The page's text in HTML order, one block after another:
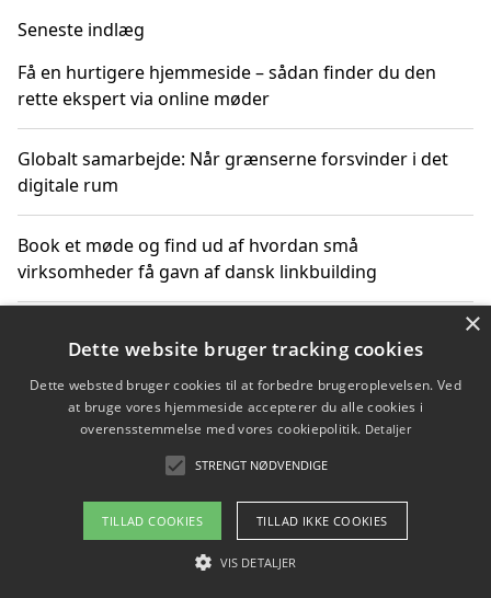
Seneste indlæg
Få en hurtigere hjemmeside – sådan finder du den
rette ekspert via online møder
Globalt samarbejde: Når grænserne forsvinder i det
digitale rum
Book et møde og find ud af hvordan små
virksomheder få gavn af dansk linkbuilding
får du indgår et samarbejde
Hold et møde med en WordPress ekspert og vælg den
mest professionelle til at vedligeholde din løsning
Copyright 2026 - Pilanto Aps
Om / kontakt
×
Dette website bruger tracking cookies
Dette websted bruger cookies til at forbedre brugeroplevelsen. Ved
at bruge vores hjemmeside accepterer du alle cookies i
overensstemmelse med vores cookiepolitik. Detaljer
STRENGT NØDVENDIGE
TILLAD COOKIES TILLAD IKKE COOKIES
VIS DETALJER